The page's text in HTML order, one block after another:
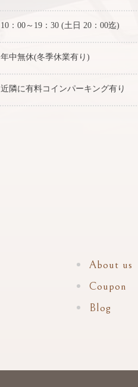
10：00～19：30 (土日 20：00迄)
年中無休(冬季休業有り)
近隣に有料コインパーキング有り
About us
Coupon
Blog